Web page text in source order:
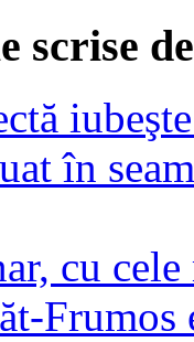
scrise
în
cu
Frumos